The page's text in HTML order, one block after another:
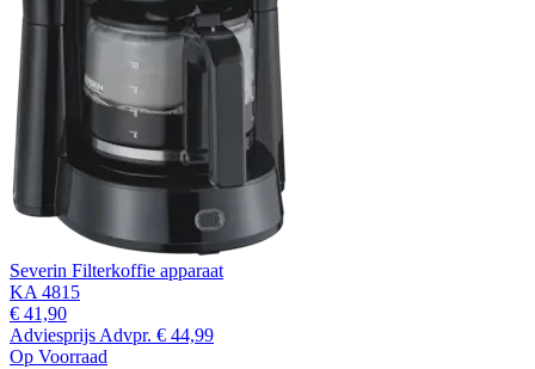
Severin Filterkoffie apparaat
KA 4815
€ 41,90
Adviesprijs Advpr. € 44,99
Op Voorraad